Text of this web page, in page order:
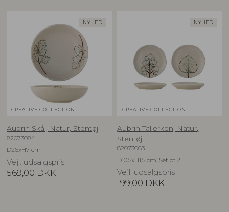
NYHED
CREATIVE COLLECTION
Aubrin Skål, Natur, Stentøj
82073084
D26xH7 cm
Vejl. udsalgspris
569,00 DKK
NYHED
CREATIVE COLLECTION
Aubrin Tallerken, Natur,
Stentøj
82073063
D10,5xH1,5 cm, Set of 2
Vejl. udsalgspris
199,00 DKK